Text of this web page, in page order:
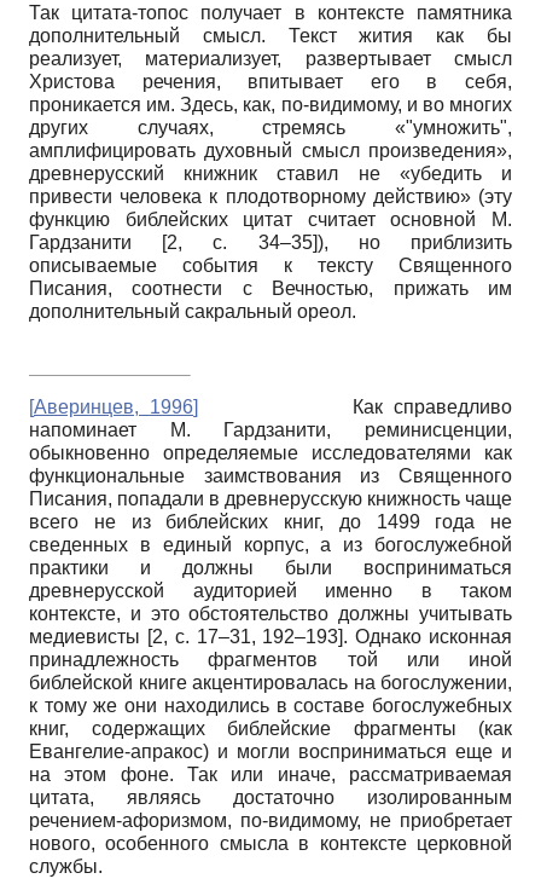
Так цитата-топос получает в контексте памятника
дополнительный смысл. Текст жития как бы
реализует, материализует, развертывает смысл
Христова речения, впитывает его в себя,
проникается им. Здесь, как, по-видимому, и во многих
других случаях, стремясь «"умножить",
амплифицировать духовный смысл произведения»,
древнерусский книжник ставил не «убедить и
привести человека к плодотворному действию» (эту
функцию библейских цитат считает основной М.
Гардзанити [2, c. 34–35]), но приблизить
описываемые события к тексту Священного
Писания, соотнести с Вечностью, прижать им
дополнительный сакральный ореол.
[Аверинцев, 1996]
Как справедливо
напоминает М. Гардзанити, реминисценции,
обыкновенно определяемые исследователями как
функциональные заимствования из Священного
Писания, попадали в древнерусскую книжность чаще
всего не из библейских книг, до 1499 года не
сведенных в единый корпус, а из богослужебной
практики и должны были восприниматься
древнерусской аудиторией именно в таком
контексте, и это обстоятельство должны учитывать
медиевисты [2, c. 17–31, 192–193]. Однако исконная
принадлежность фрагментов той или иной
библейской книге акцентировалась на богослужении,
к тому же они находились в составе богослужебных
книг, содержащих библейские фрагменты (как
Евангелие-апракос) и могли восприниматься еще и
на этом фоне. Так или иначе, рассматриваемая
цитата, являясь достаточно изолированным
речением-афоризмом, по-видимому, не приобретает
нового, особенного смысла в контексте церковной
службы.